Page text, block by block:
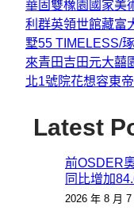
華固雙橡園 國家美
利群英領世館藏富
墅55 TIMELESS/
來青田吉田元大囍
北1號院花想容東
Latest
前OSDER
同比增加
2026 年 8 月 7